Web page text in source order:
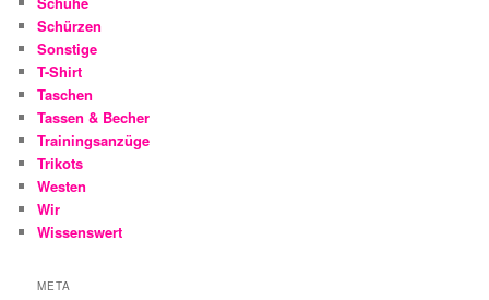
Schürzen
Sonstige
T-Shirt
Taschen
Tassen & Becher
Trainingsanzüge
Trikots
Westen
Wir
Wissenswert
META